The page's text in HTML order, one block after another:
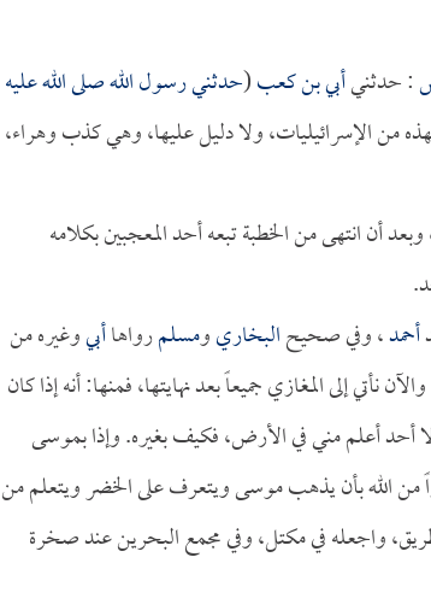
: حدثنيأبي بن كعب(حدثني رسول الله صلى الله عليه
من الإسرائيليات، ولا دليل عليها، وهي كذب وهراء،
أن انتهى من الخطبة تبعه أحد المعجبين بكلامه
أحمد، وفي صحيحالبخاريومسلمرواهاأبيوغيره من
إلى المغازي جميعاً بعد نهايتها، فمنها: أنه إذا كان
أعلم مني في الأرض، فكيف بغيره. وإذا بموسى
من الله بأن يذهب موسى ويتعرف على الخضر ويتعلم من
واجعله في مكتل، وفي مجمع البحرين عند صخرة